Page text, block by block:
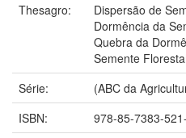
Thesagro:
Dispersão de
Dormência da
Quebra da
Semente Florestal
Série:
(ABC da
ISBN:
978-85-7383-